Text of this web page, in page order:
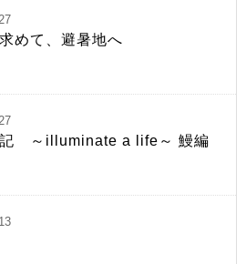
めて、避暑地へ
～illuminate a life～ 鰻編